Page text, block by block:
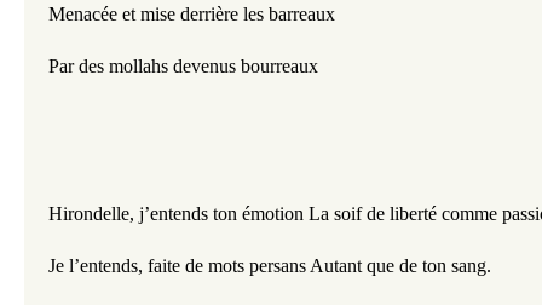
Menacée et mise derrière les barreaux
Par des mollahs devenus bourreaux
Hirondelle, j’entends ton émotion La soif de liberté comme
Je l’entends, faite de mots persans Autant que de ton sang.